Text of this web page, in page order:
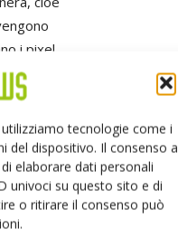
tecnologie come i
del dispositivo. Il consenso a
elaborare dati personali
univoci su questo sito e di
o ritirare il consenso può
i pixel
al fatto
di cellule
è
ricoperto
della
che,
particolari